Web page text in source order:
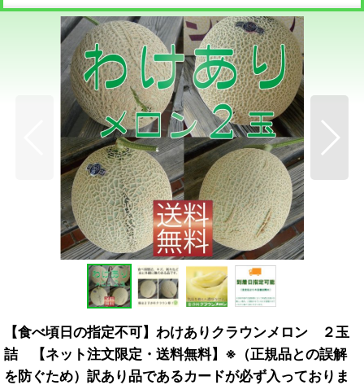
【食べ頃日の指定不可】わけありクラウンメロン ２玉
詰 【ネット注文限定・送料無料】※（正規品との誤解
を防ぐため）訳あり品であるカードが必ず入っておりま